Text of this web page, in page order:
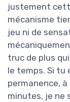
justement
mécanisme
jeu ni de
truc de plus
le temps. Si tu
permanence,
minutes, je ne